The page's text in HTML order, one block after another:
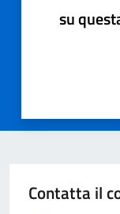
su
Contatta il